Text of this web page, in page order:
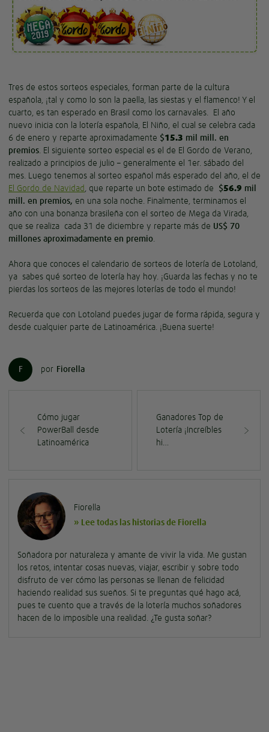
Tres de estos sorteos especiales, forman parte de la cultura
española, ¡tal y como lo son la paella, las siestas y el flamenco! Y el
cuarto, es tan esperado en Brasil como los carnavales. El año
nuevo inicia con la lotería española, El Niño, el cual se celebra cada
6 de enero y reparte aproximadamente $15.3 mil mill. en
premios. El siguiente sorteo especial es el de El Gordo de Verano,
realizado a principios de julio – generalmente el 1er. sábado del
mes. Luego tenemos al sorteo español más esperado del año, el de
El Gordo de Navidad, que reparte un bote estimado de $56.9 mil
mill. en premios, en una sola noche. Finalmente, terminamos el
año con una bonanza brasileña con el sorteo de Mega da Virada,
que se realiza cada 31 de diciembre y reparte más de US$ 70
millones aproximadamente en premio.
Ahora que conoces el calendario de sorteos de lotería de Lotoland,
ya sabes qué sorteo de lotería hay hoy. ¡Guarda las fechas y no te
pierdas los sorteos de las mejores loterías de todo el mundo!
Recuerda que con Lotoland puedes jugar de forma rápida, segura y
desde cualquier parte de Latinoamérica. ¡Buena suerte!
F por Fiorella
Cómo jugar
PowerBall desde
Latinoamérica
Ganadores Top de
Lotería ¡Increíbles
hi…
Fiorella
» Lee todas las historias de Fiorella
Soñadora por naturaleza y amante de vivir la vida. Me gustan
los retos, intentar cosas nuevas, viajar, escribir y sobre todo
disfruto de ver cómo las personas se llenan de felicidad
haciendo realidad sus sueños. Si te preguntas qué hago acá,
pues te cuento que a través de la lotería muchos soñadores
hacen de lo imposible una realidad. ¿Te gusta soñar?